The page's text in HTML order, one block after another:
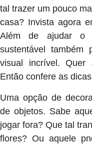
tal trazer um pouco
casa? Invista agora
Além de ajudar o
sustentável
visual incrível. Quer
Então confere as
Uma opção de
de objetos. Sabe
jogar fora? Que tal
flores? Ou aquele